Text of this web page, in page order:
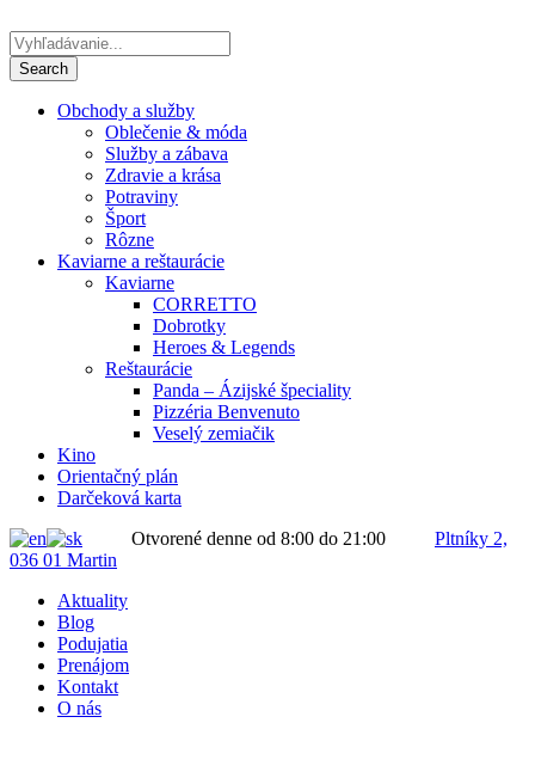
Obchody a služby
Oblečenie & móda
Služby a zábava
Zdravie a krása
Potraviny
Šport
Rôzne
Kaviarne a reštaurácie
Kaviarne
CORRETTO
Dobrotky
Heroes & Legends
Reštaurácie
Panda – Ázijské špeciality
Pizzéria Benvenuto
Veselý zemiačik
Kino
Orientačný plán
Darčeková karta
Otvorené denne od 8:00 do 21:00
Pltníky 2,
036 01 Martin
Aktuality
Blog
Podujatia
Prenájom
Kontakt
O nás